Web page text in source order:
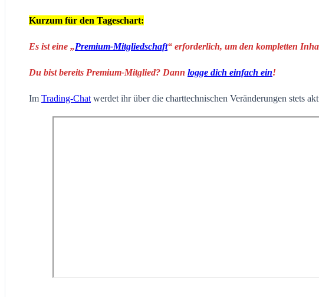
Kurzum für den Tageschart:
Es ist eine „Premium-Mitgliedschaft“ erforderlich, um den kompletten
Du bist bereits Premium-Mitglied? Dann logge dich einfach ein!
Im Trading-Chat werdet ihr über die charttechnischen Veränderungen stets